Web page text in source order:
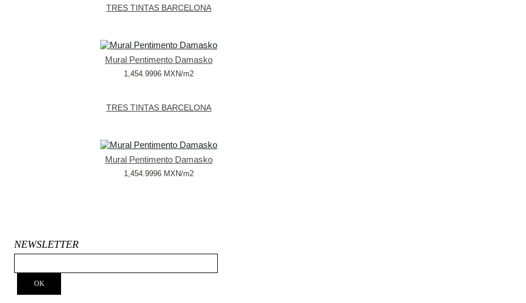
TRES TINTAS BARCELONA
Mural Pentimento Damasko
1,454.9996 MXN/m2
TRES TINTAS BARCELONA
Mural Pentimento Damasko
1,454.9996 MXN/m2
NEWSLETTER